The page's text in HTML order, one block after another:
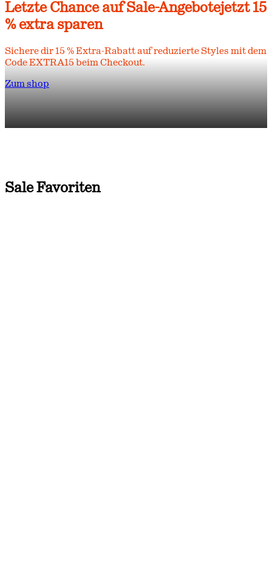
Letzte Chance auf Sale-Angebotejetzt 15
% extra sparen
Sichere dir 15 % Extra-Rabatt auf reduzierte Styles mit dem
Code EXTRA15 beim Checkout.
Zum shop
Sale Favoriten